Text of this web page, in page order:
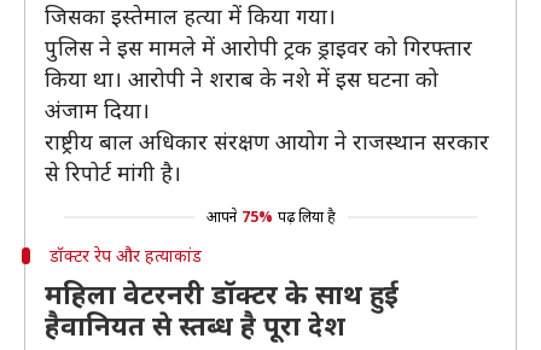
जिसका इस्तेमाल हत्या में किया गया।
पुलिस ने इस मामले में आरोपी ट्रक ड्राइवर को गिरफ्तार
किया था। आरोपी ने शराब के नशे में इस घटना को
अंजाम दिया।
राष्ट्रीय बाल अधिकार संरक्षण आयोग ने राजस्थान सरकार
से रिपोर्ट मांगी है।
आपने 75% पढ़ लिया है
डॉक्टर रेप और हत्याकांड
महिला वेटरनरी डॉक्टर के साथ हुई
हैवानियत से स्तब्ध है पूरा देश